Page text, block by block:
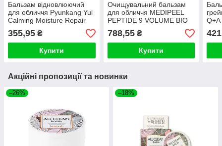
Бальзам відновлюючий
для обличчя Pyunkang Yul
Calming Moisture Repair
Balm 30ml
355,95 ₴
Купити
Очищувальний бальзам
для обличчя MEDIPEEL
PEPTIDE 9 VOLUME BIO
TOX GRINDING
CLEANSING BALM 50 ml
788,55₴
Купити
Акційні пропозиції та новинки
–26% –18%